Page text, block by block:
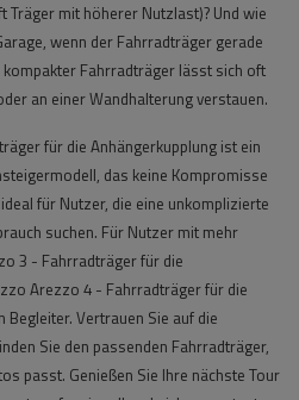
Träger mit höherer Nutzlast)? Und wie
wenn der Fahrradträger gerade
Fahrradträger lässt sich oft
an einer Wandhalterung verstauen.
für die Anhängerkupplung ist ein
das keine Kompromisse
für Nutzer, die eine unkomplizierte
suchen. Für Nutzer mit mehr
3 - Fahrradträger für die
Arezzo 4 - Fahrradträger für die
Vertrauen Sie auf die
Sie den passenden Fahrradträger,
passt. Genießen Sie Ihre nächste Tour